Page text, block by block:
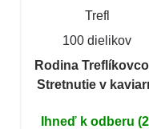
Trefl
100 dielikov
Rodina
Stretnutie v
Ihneď k odberu